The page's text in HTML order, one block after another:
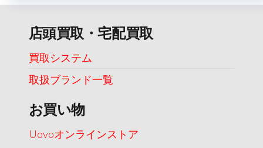
店頭買取・宅配買取
買取システム
取扱ブランド一覧
お買い物
Uovoオンラインストア